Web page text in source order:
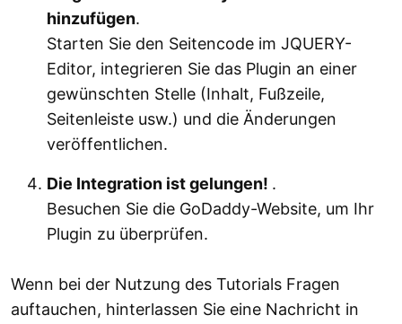
hinzufügen.
Starten Sie den Seitencode im JQUERY-
Editor, integrieren Sie das Plugin an einer
gewünschten Stelle (Inhalt, Fußzeile,
Seitenleiste usw.) und die Änderungen
veröffentlichen.
Die Integration ist gelungen! .
Besuchen Sie die GoDaddy-Website, um Ihr
Plugin zu überprüfen.
Wenn bei der Nutzung des Tutorials Fragen
auftauchen, hinterlassen Sie eine Nachricht in